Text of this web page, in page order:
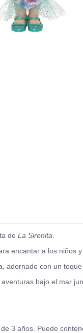
de La Sirenita
encantar a los niños
, adornado con un
bajo el mar
3 años. Puede